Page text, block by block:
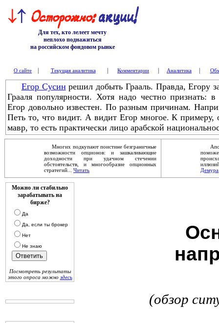
Для тех, кто лелеет мечту
неплохо поднажиться
на российском фондовом рынке
О сайте Текущая аналитика Комментарии Аналитика
Егор Сусин решил добыть Грааль. Правда, Егору
Грааля популярности. Хотя надо честно признать:
Егор довольно известен. По разным причинам.
Петь то, что видит. А видит Егор многое. К примеру,
мавр, то есть практически лицо арабской
Многих подкупают поистине безграничные
возможности опционов: и зашкаливающие
доходности при удачном стечении
обстоятельств, и многообразие опционных
стратегий... Читать
Демура
Можно ли стабильно
зарабатывать на
бирже?
Да
Да, если ты брокер
Нет
Не знаю
Посмотреть результаты
этого опроса можно здесь
(обзор